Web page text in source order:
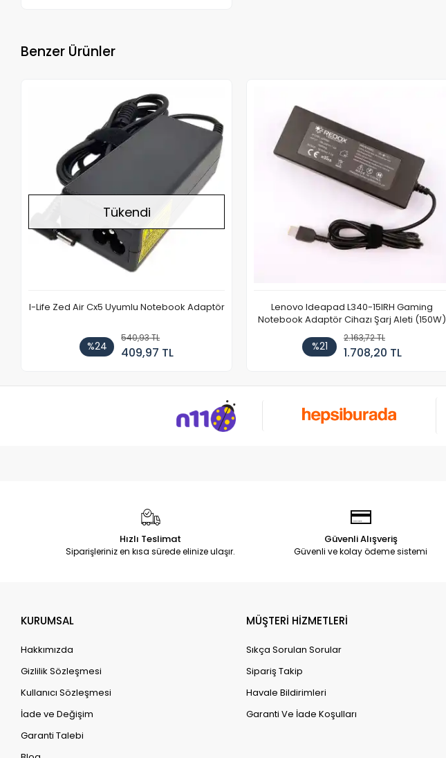
Benzer Ürünler
Tükendi
I-Life Zed Air Cx5 Uyumlu Notebook Adaptör
%24
540,93 TL
409,97 TL
Lenovo Ideapad L340-15IRH Gaming
Notebook Adaptör Cihazı Şarj Aleti (150W)
%21
2.163,72 TL
1.708,20 TL
Hızlı Teslimat
Siparişleriniz en kısa sürede elinize ulaşır.
Güvenli Alışveriş
Güvenli ve kolay ödeme sistemi
KURUMSAL
Hakkımızda
Gizlilik Sözleşmesi
Kullanıcı Sözleşmesi
İade ve Değişim
Garanti Talebi
MÜŞTERİ HİZMETLERİ
Sıkça Sorulan Sorular
Sipariş Takip
Havale Bildirimleri
Garanti Ve İade Koşulları